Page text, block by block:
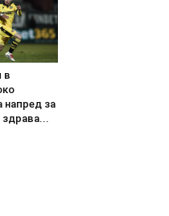
в
за
здрава...